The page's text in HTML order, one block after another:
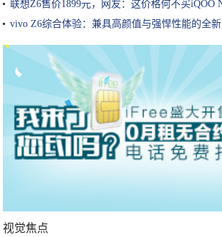
联想Z6售价1899元，网友：这价格何不买iQOO
vivo Z6综合体验：兼具高颜值与强悍性能的全
视觉焦点